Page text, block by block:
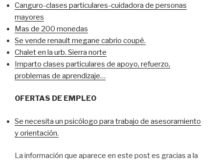
Canguro-clases particulares-cuidadora de personas
mayores
Mas de 200 monedas
Se vende renault megane cabrio coupé.
Chalet en la urb. Sierra norte
Imparto clases particulares de apoyo, refuerzo,
problemas de aprendizaje…
OFERTAS DE EMPLEO
Se necesita un psicólogo para trabajo de asesoramiento
y orientación.
La información que aparece en este post es gracias a la